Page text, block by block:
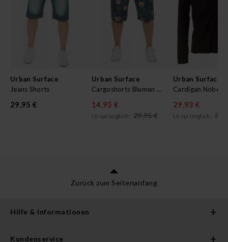
Urban Surface
Jeans Shorts
29,95 €
Urban Surface
Cargoshorts Blumen Allover
14,95 €
Ursprünglich: 29,95 €
Urban Surface
Cardigan Nobel
29,93 €
Ursprünglich:
Zurück zum Seitenanfang
Hilfe & Informationen
Kundenservice